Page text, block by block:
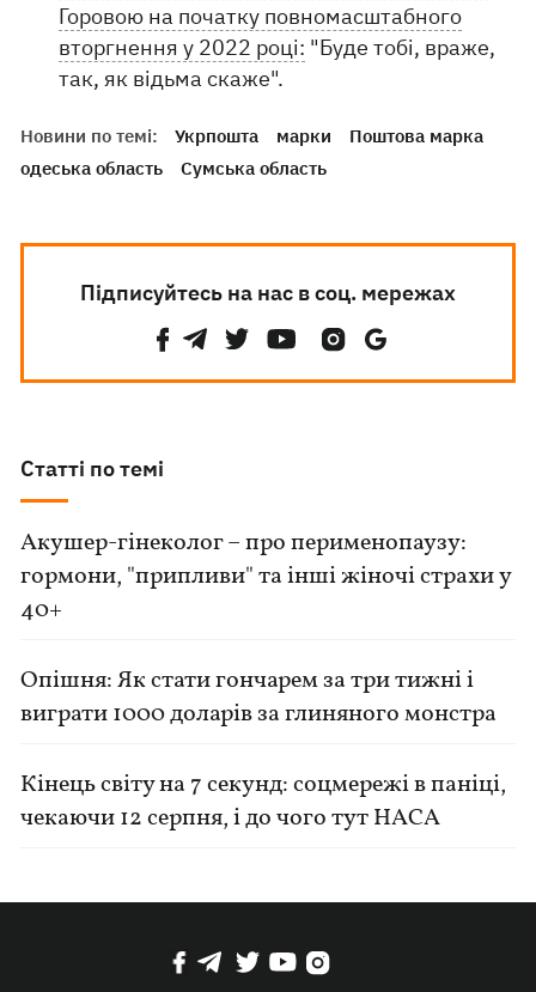
Горовою на початку повномасштабного
вторгнення у 2022 році: "Буде тобі, враже,
так, як відьма скаже".
Новини по темі: Укрпошта марки
Поштова марка
одеська область
Сумська область
Підписуйтесь на нас в соц. мережах
Статті по темі
Акушер-гінеколог – про перименопаузу:
гормони, "припливи" та інші жіночі страхи у
40+
Опішня: Як стати гончарем за три тижні і
виграти 1000 доларів за глиняного монстра
Кінець світу на 7 секунд: соцмережі в паніці,
чекаючи 12 серпня, і до чого тут НАСА